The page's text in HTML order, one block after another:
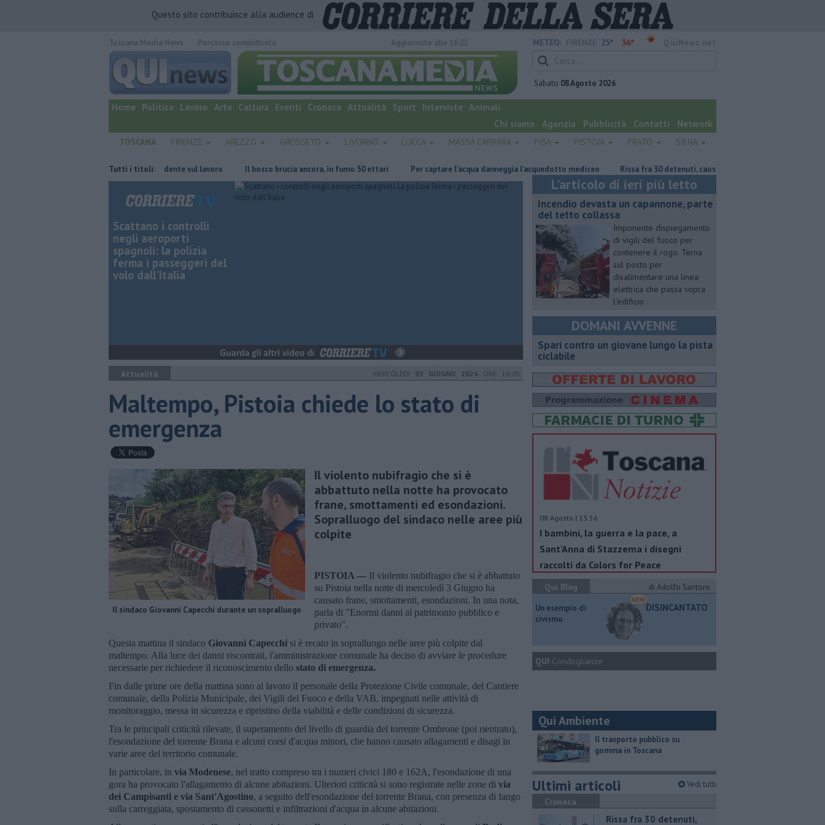
Questo sito contribuisce alla audience di
quotidiano online.
METEO: 25° 36°
Sabato 08 Agosto 2026
Home Politica Lavoro Arte Cultura Eventi Cronaca Attualità Sport Interviste Animali
Chi siamo
Agenzia Pubblicità Contatti Network
TOSCANA FIRENZE AREZZO GROSSETO LIVORNO LUCCA MASSA CARRARA PISA PISTOIA PRATO SIENA
Tutti i titoli:
Muore a 61 anni in un incidente sul lavoro Il bosco brucia ancora, in fumo 50 ettari Per captare l'acqua danneggia l'acquedotto mediceo Rissa fra 30 detenuti, caos in carcere
Scattano i controlli
negli aeroporti
spagnoli: la polizia
ferma i passeggeri del
volo dall'Italia
Attualità MERCOLEDÌ 03 GIUGNO 2026 ORE 16:05
Maltempo, Pistoia chiede lo stato di
emergenza
Il sindaco Giovanni Capecchi durante un sopralluogo
Il violento nubifragio che si è
abbattuto nella notte ha provocato
frane, smottamenti ed esondazioni.
Sopralluogo del sindaco nelle aree più
colpite
PISTOIA — Il violento nubifragio che si è abbattuto
su Pistoia nella notte di mercoledì 3 Giugno ha
causato frane, smottamenti, esondazioni. In una nota,
parla di "Enormi danni al patrimonio pubblico e
privato".
Questa mattina il sindaco Giovanni Capecchi si è recato in sopralluogo nelle aree più colpite dal
maltempo. Alla luce dei danni riscontrati, l'amministrazione comunale ha deciso di avviare le procedure
necessarie per richiedere il riconoscimento dello stato di emergenza.
Fin dalle prime ore della mattina sono al lavoro il personale della Protezione Civile comunale, del Cantiere
comunale, della Polizia Municipale, dei Vigili del Fuoco e della VAB, impegnati nelle attività di
monitoraggio, messa in sicurezza e ripristino della viabilità e delle condizioni di sicurezza.
Tra le principali criticità rilevate, il superamento del livello di guardia del torrente Ombrone (poi rientrato),
l'esondazione del torrente Brana e alcuni corsi d'acqua minori, che hanno causato allagamenti e disagi in
varie aree del territorio comunale.
In particolare, in via Modenese, nel tratto compreso tra i numeri civici 180 e 162A, l'esondazione di una
gora ha provocato l'allagamento di alcune abitazioni. Ulteriori criticità si sono registrate nelle zone di via
dei Campisanti e via Sant'Agostino, a seguito dell'esondazione del torrente Brana, con presenza di fango
sulla carreggiata, spostamento di cassonetti e infiltrazioni d'acqua in alcune abitazioni.
L'articolo di ieri più letto
Incendio devasta un capannone, parte
del tetto collassa
Imponente dispiegamento
di vigili del fuoco per
contenere il rogo. Terna
sul posto per
disalimentare una linea
elettrica che passa sopra
l’edificio
DOMANI AVVENNE
Spari contro un giovane lungo la pista
ciclabile
08 Agosto | 13.56
I bambini, la guerra e la pace, a
Sant’Anna di Stazzema i disegni
raccolti da Colors for Peace
Qui Blog
di Adolfo Santoro
​Un esempio di
civismo
DISINCANTATO
QUI Condoglianze
Qui Ambiente
​Il trasporto pubblico su
gomma in Toscana
Ultimi articoli Vedi tutti
Cronaca
Rissa fra 30 detenuti,